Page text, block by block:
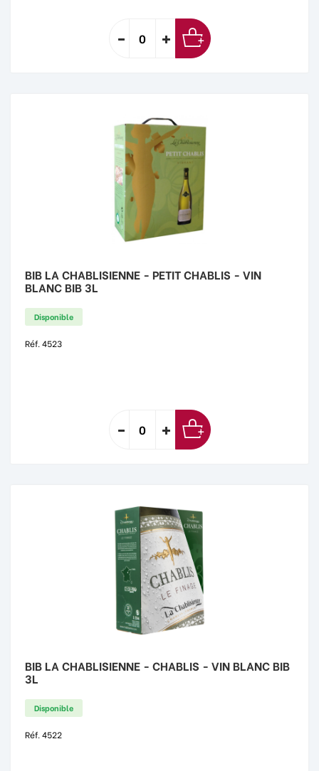
BIB LA CHABLISIENNE - PETIT CHABLIS - VIN
BLANC BIB 3L
Disponible
Réf. 4523
BIB LA CHABLISIENNE - CHABLIS - VIN BLANC BIB
3L
Disponible
Réf. 4522